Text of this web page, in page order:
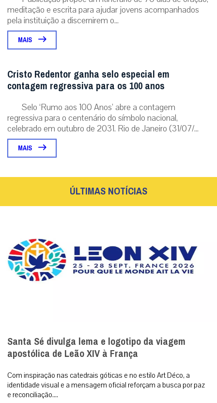
meditação e escrita para ajudar jovens acompanhados
pela instituição a discernirem o...
MAIS
Cristo Redentor ganha selo especial em
contagem regressiva para os 100 anos
Selo ‘Rumo aos 100 Anos’ abre a contagem
regressiva para o centenário do símbolo nacional,
celebrado em outubro de 2031. Rio de Janeiro (31/07/...
MAIS
ÚLTIMAS NOTÍCIAS
Santa Sé divulga lema e logotipo da viagem
apostólica de Leão XIV à França
Com inspiração nas catedrais góticas e no estilo Art Déco, a
identidade visual e a mensagem oficial reforçam a busca por paz
e reconciliação....